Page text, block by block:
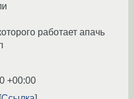
работает апачь
+00:00